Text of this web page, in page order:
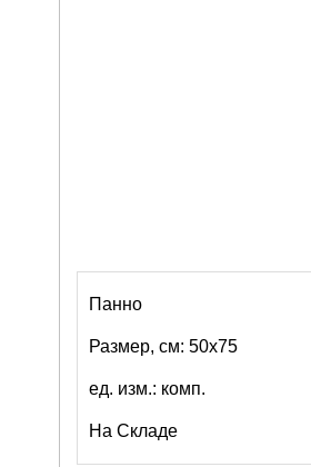
Панно
Размер, см: 50х75
ед. изм.: комп.
На Складе